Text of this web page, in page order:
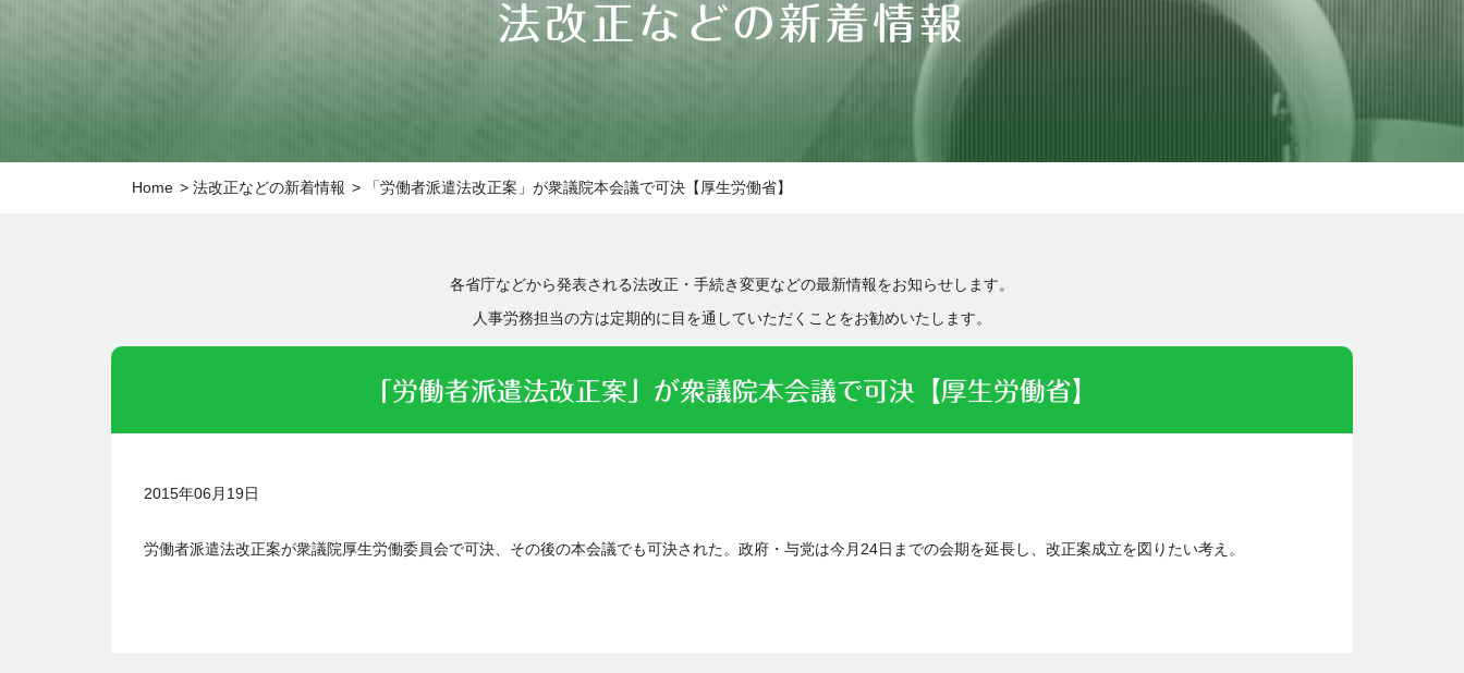
法改正などの新着情報
Home 法改正などの新着情報 「労働者派遣法改正案」が衆議院本会議で可決【厚生労働省】
各省庁などから発表される法改正・手続き変更などの最新情報をお知らせします。
人事労務担当の方は定期的に目を通していただくことをお勧めいたします。
「労働者派遣法改正案」が衆議院本会議で可決【厚生労働省】
2015年06月19日
労働者派遣法改正案が衆議院厚生労働委員会で可決、その後の本会議でも可決された。政府・与党は今月24日までの会期を延長し、改正案成立を図りたい考え。